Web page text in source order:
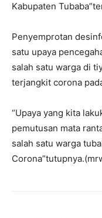
Kabupaten
Penyemprotan
satu upaya
salah satu warga di
terjangkit corona
“Upaya yang kita
pemutusan mata
salah satu warga